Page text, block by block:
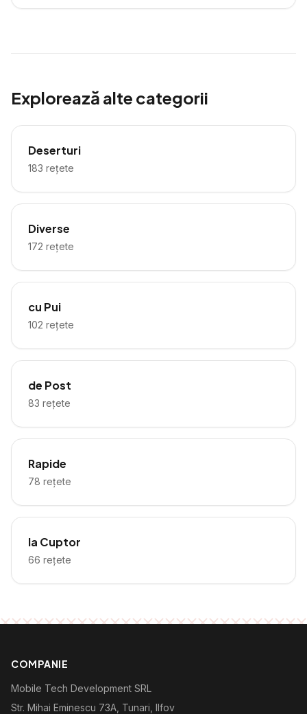
Explorează alte categorii
Deserturi
183 rețete
Diverse
172 rețete
cu Pui
102 rețete
de Post
83 rețete
Rapide
78 rețete
la Cuptor
66 rețete
COMPANIE
Mobile Tech Development SRL
Str. Mihai Eminescu 73A, Tunari, Ilfov